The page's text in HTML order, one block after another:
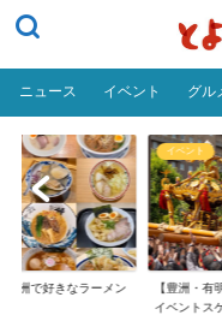
ニュース イベント グル
豊洲で好きなラーメン
イベント
【豊洲・
イベントス